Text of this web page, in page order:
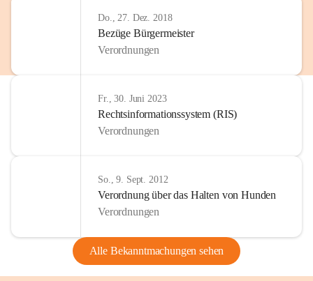
Do., 27. Dez. 2018
Bezüge Bürgermeister
Verordnungen
Fr., 30. Juni 2023
Rechtsinformationssystem (RIS)
Verordnungen
So., 9. Sept. 2012
Verordnung über das Halten von Hunden
Verordnungen
Alle Bekanntmachungen sehen